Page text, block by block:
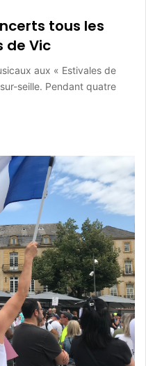
tous les
de Vic
aux « Estivales de
seille. Pendant quatre